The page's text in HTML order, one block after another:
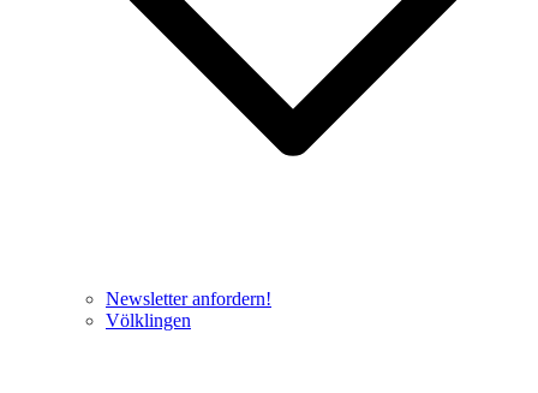
Newsletter anfordern!
Völklingen